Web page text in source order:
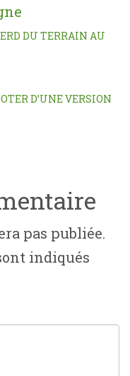
DU TERRAIN AU
D’UNE VERSION
pas publiée.
indiqués